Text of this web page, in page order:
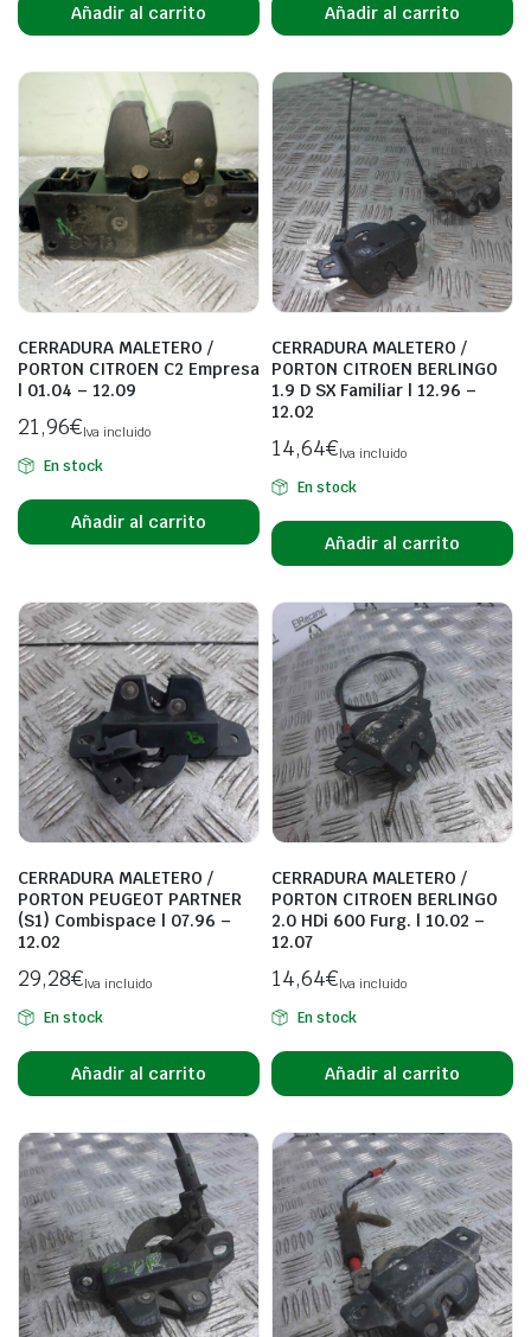
Añadir al carrito Añadir al carrito
CERRADURA MALETERO /
PORTON CITROEN C2 Empresa
| 01.04 – 12.09
21,96€Iva incluido
En stock
Añadir al carrito
CERRADURA MALETERO /
PORTON CITROEN BERLINGO
1.9 D SX Familiar | 12.96 –
12.02
14,64€Iva incluido
En stock
Añadir al carrito
CERRADURA MALETERO /
PORTON PEUGEOT PARTNER
(S1) Combispace | 07.96 –
12.02
29,28€Iva incluido
En stock
Añadir al carrito
CERRADURA MALETERO /
PORTON CITROEN BERLINGO
2.0 HDi 600 Furg. | 10.02 –
12.07
14,64€Iva incluido
En stock
Añadir al carrito